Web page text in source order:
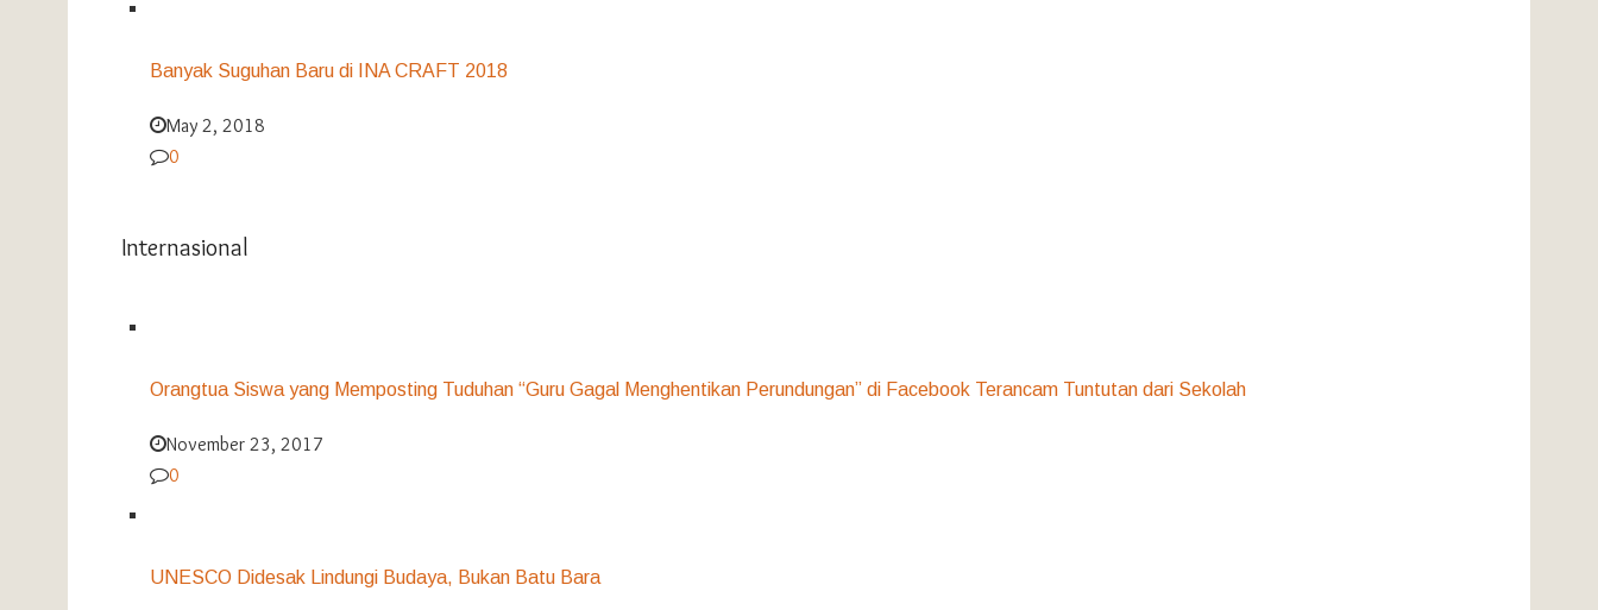
Banyak Suguhan Baru di INA CRAFT 2018
May 2, 2018
0
Internasional
Orangtua Siswa yang Memposting Tuduhan “Guru Gagal Menghentikan Perundungan” di Facebook Terancam Tuntutan dari Sekolah
November 23, 2017
0
UNESCO Didesak Lindungi Budaya, Bukan Batu Bara